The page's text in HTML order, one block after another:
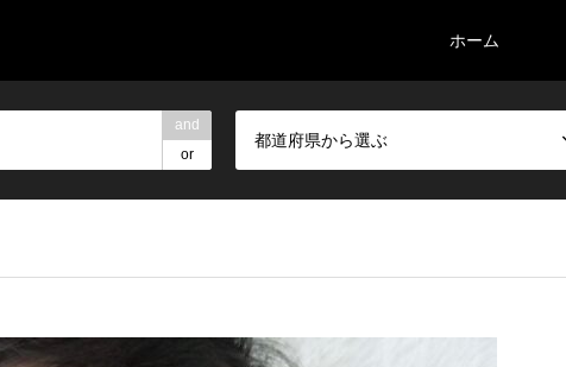
ホーム
and
or
都道府県から選ぶ